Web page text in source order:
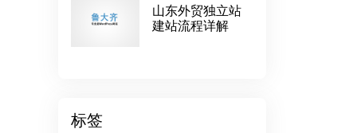
山东外贸独立站
建站流程详解
标签